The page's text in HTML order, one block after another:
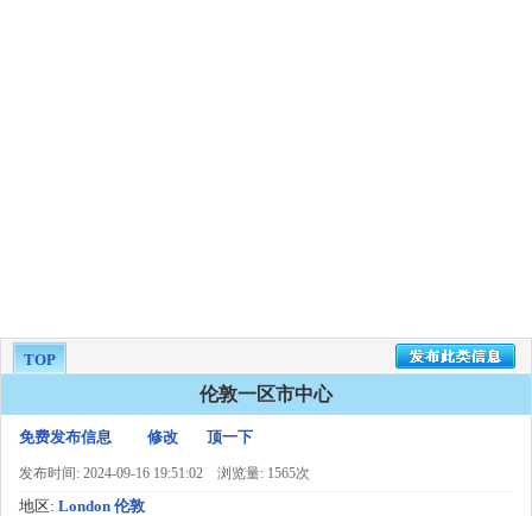
TOP
伦敦一区市中心
免费发布信息 修改 顶一下
发布时间: 2024-09-16 19:51:02 浏览量: 1565次
地区: London 伦敦